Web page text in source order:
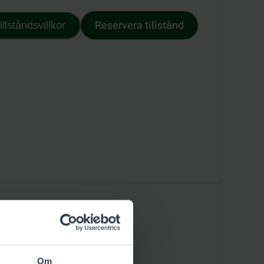
Om
Reservera tillstånd